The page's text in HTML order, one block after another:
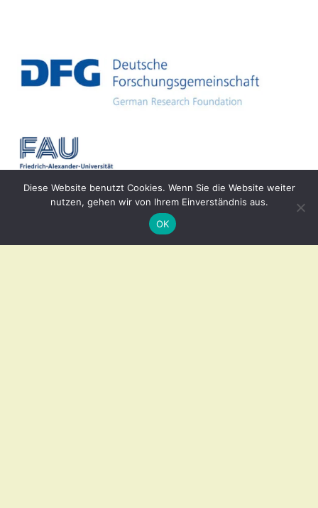
Diese Website benutzt Cookies. Wenn Sie die Website weiter
nutzen, gehen wir von Ihrem Einverständnis aus.
OK